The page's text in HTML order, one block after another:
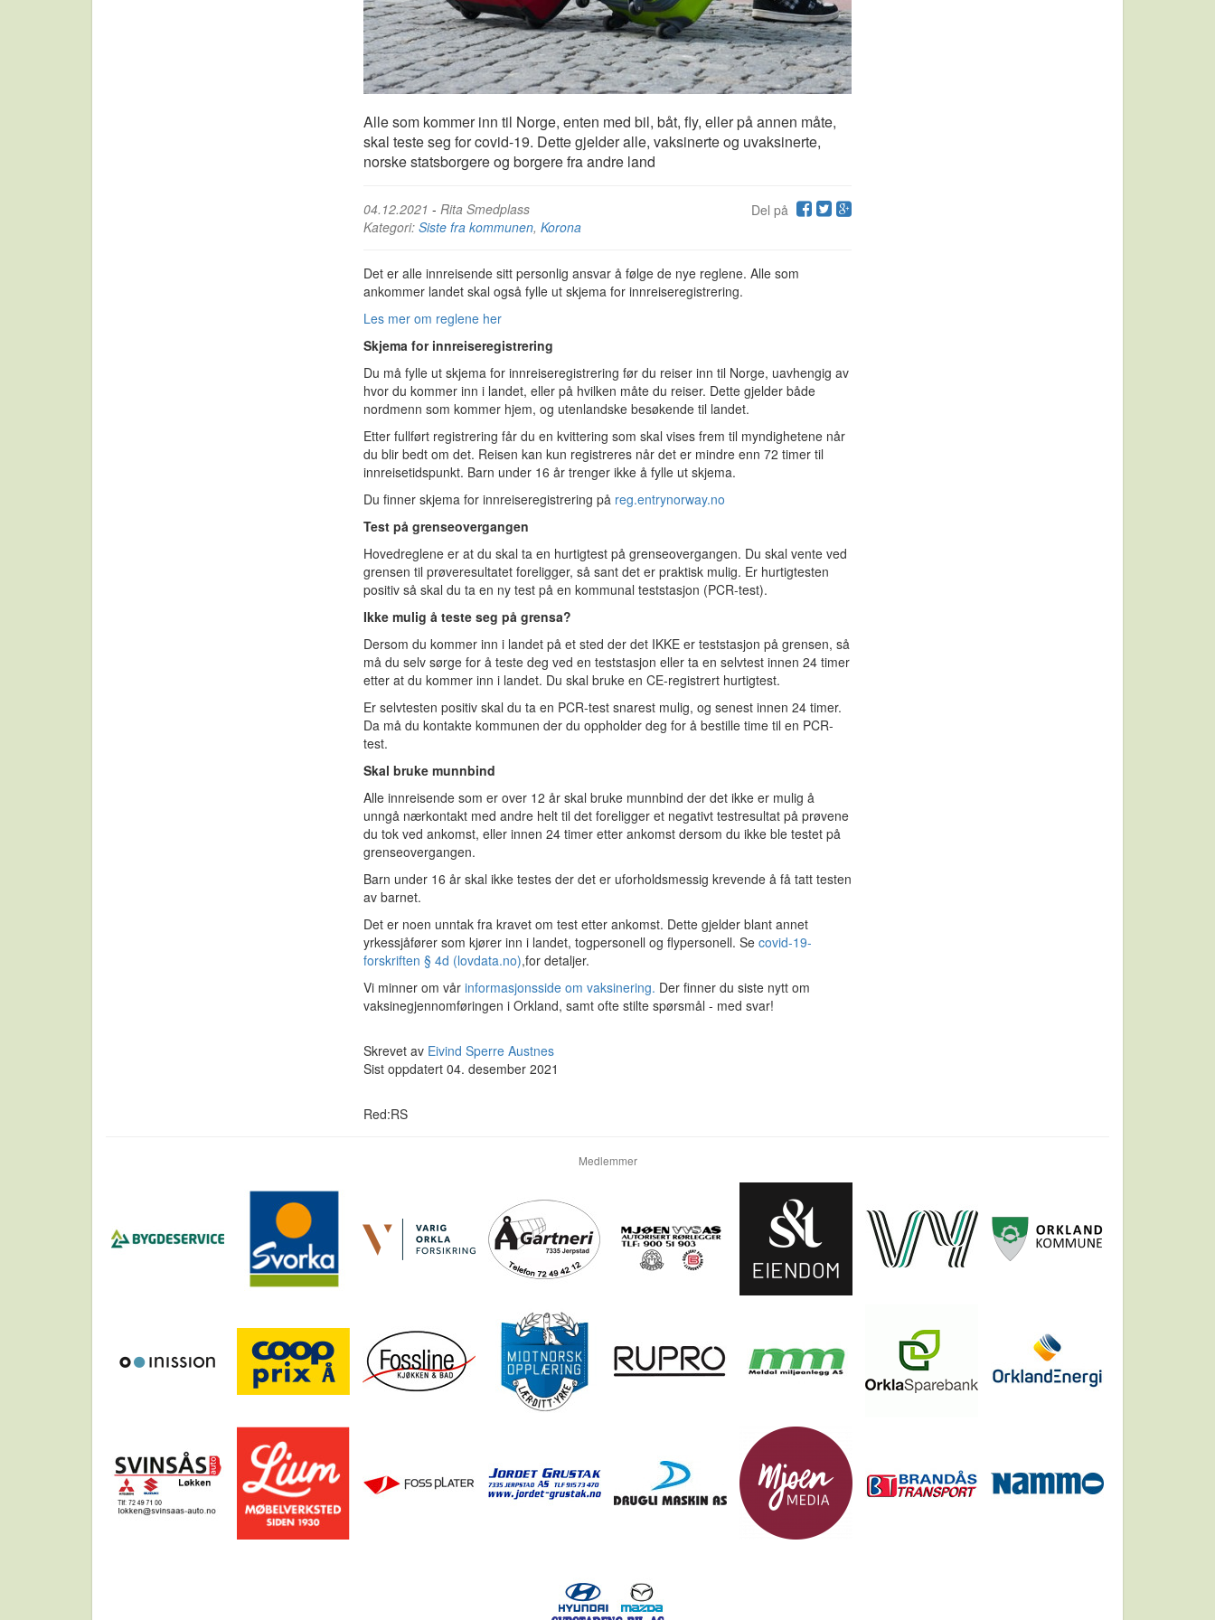
Alle som kommer inn til Norge, enten med bil, båt, fly, eller på annen måte,
skal teste seg for covid-19. Dette gjelder alle, vaksinerte og uvaksinerte,
norske statsborgere og borgere fra andre land
Del på
04.12.2021 - Rita Smedplass
Kategori: Siste fra kommunen, Korona
Det er alle innreisende sitt personlig ansvar å følge de nye reglene. Alle som
ankommer landet skal også fylle ut skjema for innreiseregistrering.
Les mer om reglene her
Skjema for innreiseregistrering
Du må fylle ut skjema for innreiseregistrering før du reiser inn til Norge, uavhengig av
hvor du kommer inn i landet, eller på hvilken måte du reiser. Dette gjelder både
nordmenn som kommer hjem, og utenlandske besøkende til landet.
Etter fullført registrering får du en kvittering som skal vises frem til myndighetene når
du blir bedt om det. Reisen kan kun registreres når det er mindre enn 72 timer til
innreisetidspunkt. Barn under 16 år trenger ikke å fylle ut skjema.
Du finner skjema for innreiseregistrering på reg.entrynorway.no
Test på grenseovergangen
Hovedreglene er at du skal ta en hurtigtest på grenseovergangen. Du skal vente ved
grensen til prøveresultatet foreligger, så sant det er praktisk mulig. Er hurtigtesten
positiv så skal du ta en ny test på en kommunal teststasjon (PCR-test).
Ikke mulig å teste seg på grensa?
Dersom du kommer inn i landet på et sted der det IKKE er teststasjon på grensen, så
må du selv sørge for å teste deg ved en teststasjon eller ta en selvtest innen 24 timer
etter at du kommer inn i landet. Du skal bruke en CE-registrert hurtigtest.
Er selvtesten positiv skal du ta en PCR-test snarest mulig, og senest innen 24 timer.
Da må du kontakte kommunen der du oppholder deg for å bestille time til en PCR-
test.
Skal bruke munnbind
Alle innreisende som er over 12 år skal bruke munnbind der det ikke er mulig å
unngå nærkontakt med andre helt til det foreligger et negativt testresultat på prøvene
du tok ved ankomst, eller innen 24 timer etter ankomst dersom du ikke ble testet på
grenseovergangen.
Barn under 16 år skal ikke testes der det er uforholdsmessig krevende å få tatt testen
av barnet.
Det er noen unntak fra kravet om test etter ankomst. Dette gjelder blant annet
yrkessjåfører som kjører inn i landet, togpersonell og flypersonell. Se covid-19-
forskriften § 4d (lovdata.no),for detaljer.
Vi minner om vår informasjonsside om vaksinering. Der finner du siste nytt om
vaksinegjennomføringen i Orkland, samt ofte stilte spørsmål - med svar!
Skrevet av Eivind Sperre Austnes
Sist oppdatert 04. desember 2021
Red:RS
Medlemmer